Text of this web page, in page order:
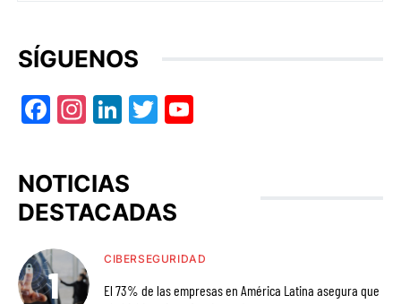
SÍGUENOS
Facebook
Instagram
LinkedIn
Twitter
NOTICIAS
DESTACADAS
CIBERSEGURIDAD
El 73% de las empresas en América Latina asegura que